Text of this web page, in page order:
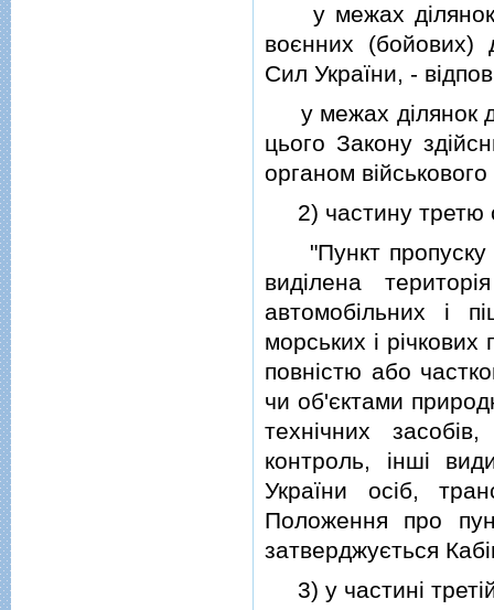
у межах дiлянок
воєнних (бойових)
Сил України, -
у межах дiлянок
цього Закону
органом
2) частину третю
"Пункт пропуску
видiлена
автомобiльних i
морських i рiчкових
повнiстю або
чи об'єктами
технiчних
контроль, iншi
України осiб,
Положення про
затверджується
3) у частинi